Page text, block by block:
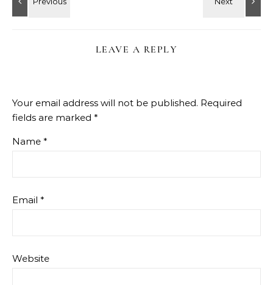
LEAVE A REPLY
Your email address will not be published. Required
fields are marked *
Name *
Email *
Website